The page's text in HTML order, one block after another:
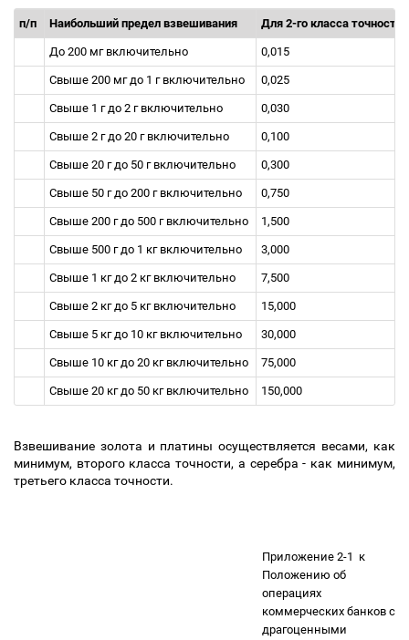
п/п Наибольший предел взвешивания Для 2-го класса точности
До 200 мг включительно 0,015
Свыше 200 мг до 1 г включительно 0,025
Свыше 1 г до 2 г включительно 0,030
Свыше 2 г до 20 г включительно 0,100
Свыше 20 г до 50 г включительно 0,300
Свыше 50 г до 200 г включительно 0,750
Свыше 200 г до 500 г включительно 1,500
Свыше 500 г до 1 кг включительно 3,000
Свыше 1 кг до 2 кг включительно 7,500
Свыше 2 кг до 5 кг включительно 15,000
Свыше 5 кг до 10 кг включительно 30,000
Свыше 10 кг до 20 кг включительно 75,000
Свыше 20 кг до 50 кг включительно 150,000
Взвешивание золота и платины осуществляется весами, как
минимум, второго класса точности, а серебра - как минимум,
третьего класса точности.
Приложение 2-1 к
Положению об
операциях
коммерческих банков с
драгоценными